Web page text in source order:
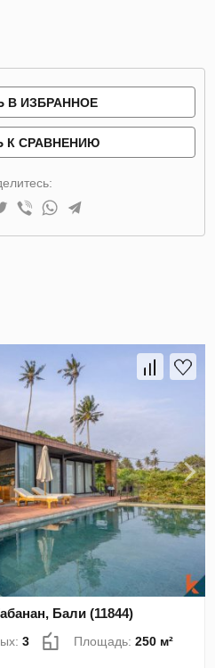
В ИЗБРАННОЕ
К СРАВНЕНИЮ
Бали (11844)
3 Площадь:250 м²